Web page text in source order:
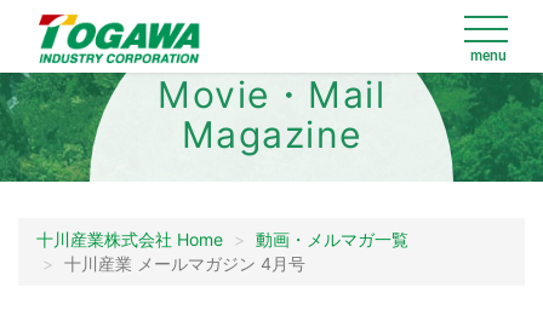
Movie・Mail
Magazine
十川産業株式会社 Home
動画・メルマガ一覧
十川産業 メールマガジン 4月号